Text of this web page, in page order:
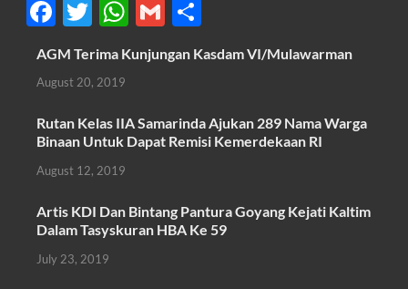
F
ac
e
b
o
o
k
T
w
itt
er
W
h
at
A
p
G
ail
h
ar
AGM Terima Kunjungan Kasdam VI/Mulawarman
August 20, 2019
Rutan Kelas IIA Samarinda Ajukan 289 Nama Warga
Binaan Untuk Dapat Remisi Kemerdekaan RI
August 12, 2019
Artis KDI Dan Bintang Pantura Goyang Kejati Kaltim
Dalam Tasyskuran HBA Ke 59
July 23, 2019